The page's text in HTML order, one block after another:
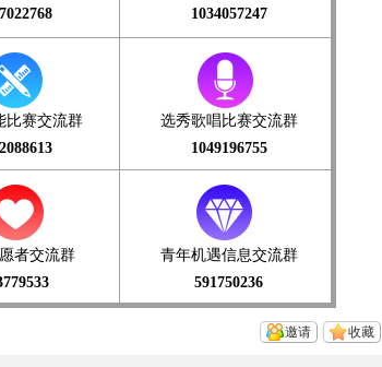
1034057247
比赛交流群
选秀歌唱比赛交流群
1049196755
者交流群
青年机遇信息交流群
591750236
收藏
邀请